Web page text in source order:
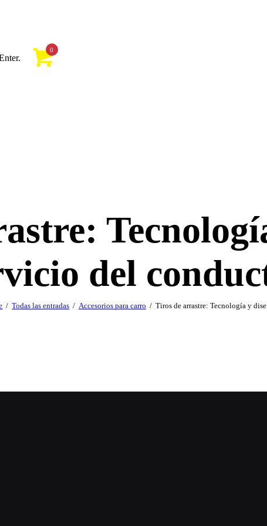
0
del
Todas las entradas Accesorios para carro Tiros de arrastre: Tecnología y